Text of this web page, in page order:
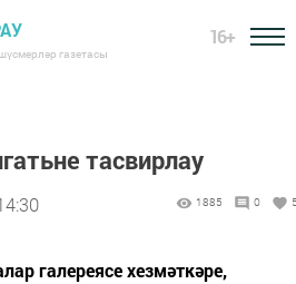
газетасы
16+
тасвирлау
1885 0
галереясе хезмәткәре,